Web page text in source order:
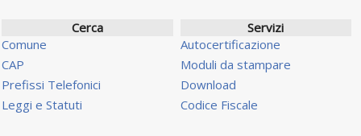
Cerca
Comune
CAP
Prefissi Telefonici
Leggi e Statuti
Servizi
Autocertificazione
Moduli da stampare
Download
Codice Fiscale